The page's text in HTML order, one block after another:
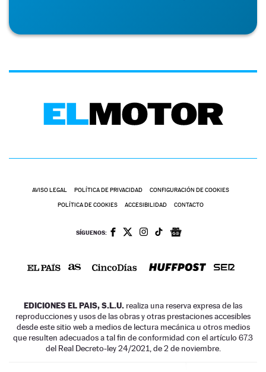
AVISO LEGAL POLÍTICA DE PRIVACIDAD CONFIGURACIÓN DE COOKIES
POLÍTICA DE COOKIES ACCESIBILIDAD CONTACTO
SÍGUENOS:
EDICIONES EL PAIS, S.L.U. realiza una reserva expresa de las
reproducciones y usos de las obras y otras prestaciones accesibles
desde este sitio web a medios de lectura mecánica u otros medios
que resulten adecuados a tal fin de conformidad con el artículo 67.3
del Real Decreto-ley 24/2021, de 2 de noviembre.